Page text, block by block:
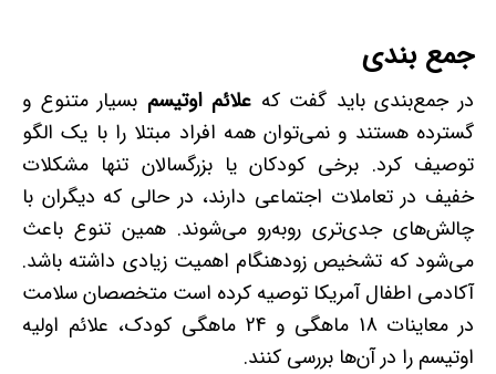
جمع بندی
در جمع‌بندی باید گفت که علائم اوتیسم بسیار متنوع و
گسترده هستند و نمی‌توان همه افراد مبتلا را با یک الگو
توصیف کرد. برخی کودکان یا بزرگسالان تنها مشکلات
خفیف در تعاملات اجتماعی دارند، در حالی که دیگران با
چالش‌های جدی‌تری روبه‌رو می‌شوند. همین تنوع باعث
می‌شود که تشخیص زودهنگام اهمیت زیادی داشته باشد.
آکادمی اطفال آمریکا توصیه کرده است متخصصان سلامت
در معاینات 18 ماهگی و 24 ماهگی کودک، علائم اولیه
اوتیسم را در آن‌ها بررسی کنند.